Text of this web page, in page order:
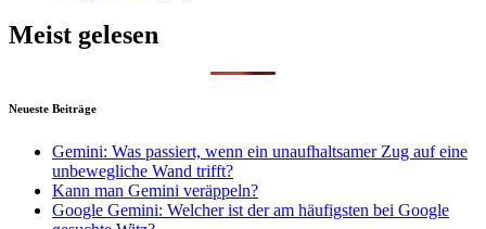
Meist gelesen
Neueste Beiträge
Gemini: Was passiert, wenn ein unaufhaltsamer Zug auf eine
unbewegliche Wand trifft?
Kann man Gemini veräppeln?
Google Gemini: Welcher ist der am häufigsten bei Google